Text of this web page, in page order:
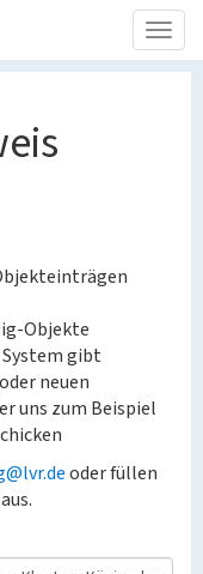
Objekte
gibt
neuen
uns zum Beispiel
oder füllen